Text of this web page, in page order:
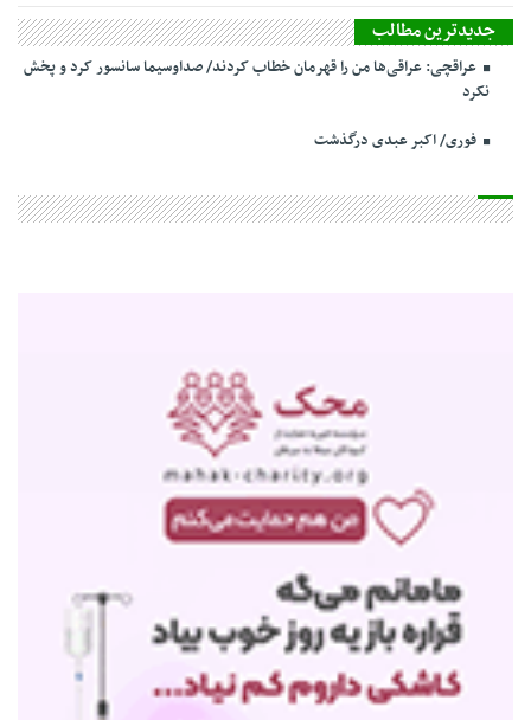
جدیدترین مطالب
عراقچی: عراقی‌ها من را قهرمان خطاب کردند/ صداوسیما سانسور کرد و پخش
نکرد
فوری/ اکبر عبدی درگذشت